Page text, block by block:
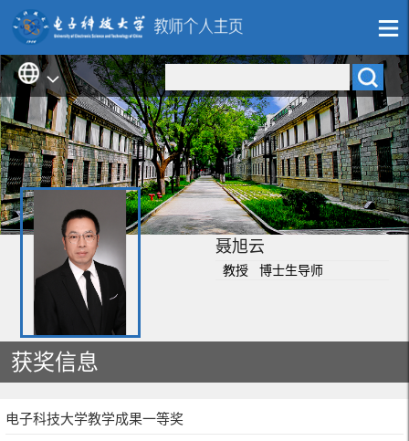
聂旭云
教授 博士生导师
获奖信息
电子科技大学教学成果一等奖